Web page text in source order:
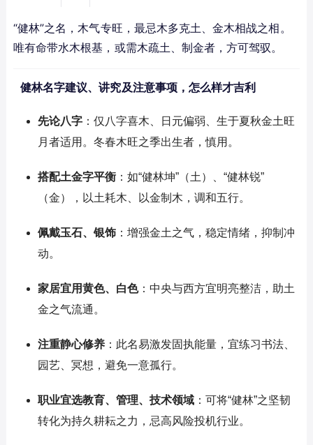
“健林”之名，木气专旺，最忌木多克土、金木相战之相。
唯有命带水木根基，或需木疏土、制金者，方可驾驭。
健林名字建议、讲究及注意事项，怎么样才吉利
先论八字：仅八字喜木、日元偏弱、生于夏秋金土旺
月者适用。冬春木旺之季出生者，慎用。
搭配土金字平衡：如“健林坤”（土）、“健林锐”
（金），以土耗木、以金制木，调和五行。
佩戴玉石、银饰：增强金土之气，稳定情绪，抑制冲
动。
家居宜用黄色、白色：中央与西方宜明亮整洁，助土
金之气流通。
注重静心修养：此名易激发固执能量，宜练习书法、
园艺、冥想，避免一意孤行。
职业宜选教育、管理、技术领域：可将“健林”之坚韧
转化为持久耕耘之力，忌高风险投机行业。